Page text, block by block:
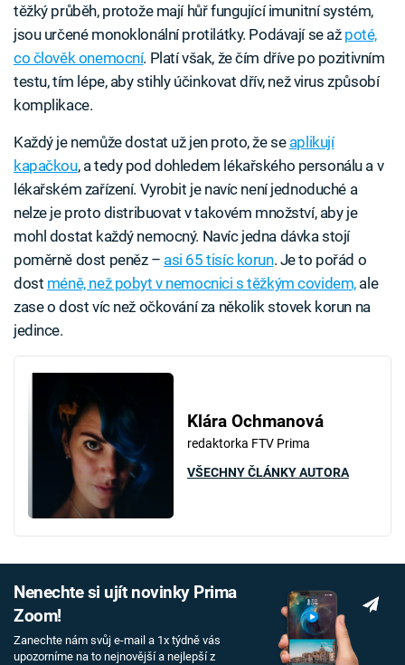
těžký průběh, protože mají hůř fungující imunitní systém,
jsou určené monoklonální protilátky. Podávají se až poté,
co člověk onemocní. Platí však, že čím dříve po pozitivním
testu, tím lépe, aby stihly účinkovat dřív, než virus způsobí
komplikace.
Každý je nemůže dostat už jen proto, že se aplikují
kapačkou, a tedy pod dohledem lékařského personálu a v
lékařském zařízení. Vyrobit je navíc není jednoduché a
nelze je proto distribuovat v takovém množství, aby je
mohl dostat každý nemocný. Navíc jedna dávka stojí
poměrně dost peněz – asi 65 tisíc korun. Je to pořád o
dost méně, než pobyt v nemocnici s těžkým covidem,ale
zase o dost víc než očkování za několik stovek korun na
jedince.
Klára Ochmanová
redaktorka FTV Prima
VŠECHNY ČLÁNKY AUTORA
Nenechte si ujít novinky Prima
Zoom!
Zanechte nám svůj e-mail a 1x týdně vás
upozorníme na to nejnovější a nejlepší z